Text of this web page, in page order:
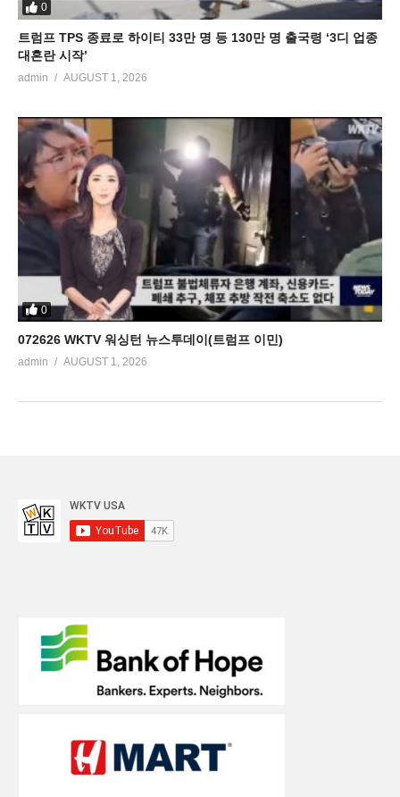
0
트럼프 TPS 종료로 하이티 33만 명 등 130만 명 출국령 ‘3디 업종
대혼란 시작’
admin AUGUST 1, 2026
0
072626 WKTV 워싱턴 뉴스투데이(트럼프 이민)
admin AUGUST 1, 2026